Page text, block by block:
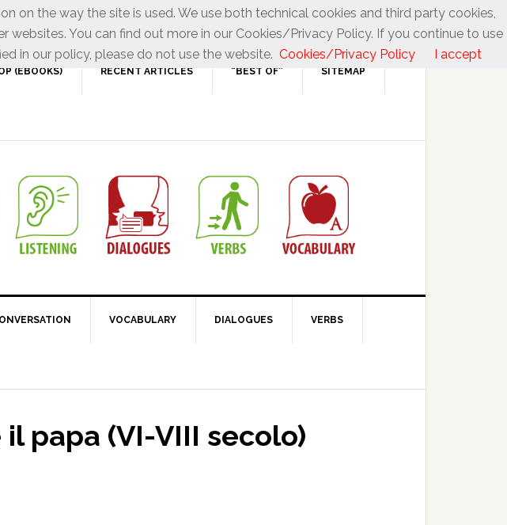
(EBOOKS) RECENT ARTICLES “BEST OF” SITEMAP
VOCABULARY DIALOGUES VERBS
papa (VI-VIII secolo)
on the way the site is used. We use both technical cookies and third party cookies,
You can find out more in our Cookies/Privacy Policy. If you continue to use
in our policy, please do not use the website. Cookies/Privacy Policy I accept